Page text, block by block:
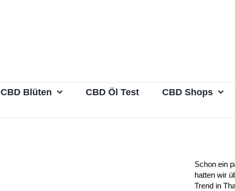
CBD Blüten CBD Öl Test CBD Shops
Schon ein
hatten wir
Trend in